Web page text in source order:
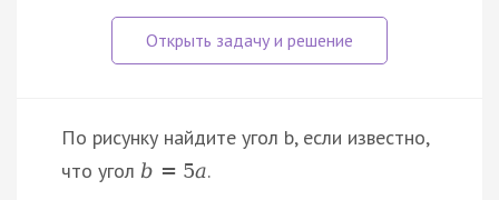
По рисунку найдите угол b, если известно,
что угол b = 5a.